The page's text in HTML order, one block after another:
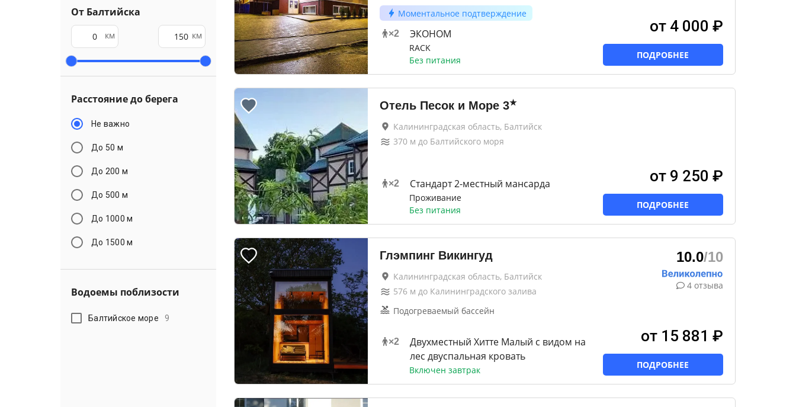
От Балтийска
км км
Расстояние до берега
Не важно
До 50 м
До 200 м
До 500 м
До 1000 м
До 1500 м
Водоемы поблизости
Балтийское море 9
Моментальное подтверждение
×2 ЭКОНОМ
RACK
Без питания
от 4 000 ₽
ПОДРОБНЕЕ
Отель Песок и Море 3★
Калининградская область, Балтийск
370м до Балтийского моря
×2 Стандарт 2-местный мансарда
Проживание
Без питания
от 9 250 ₽
ПОДРОБНЕЕ
Глэмпинг Викингуд
Калининградская область, Балтийск
576м до Калининградского залива
Подогреваемый бассейн
×2
Двухместный Хитте Малый с видом на
лес двуспальная кровать
Включен завтрак
10.0/10
4 отзыва
от 15 881 ₽
ПОДРОБНЕЕ